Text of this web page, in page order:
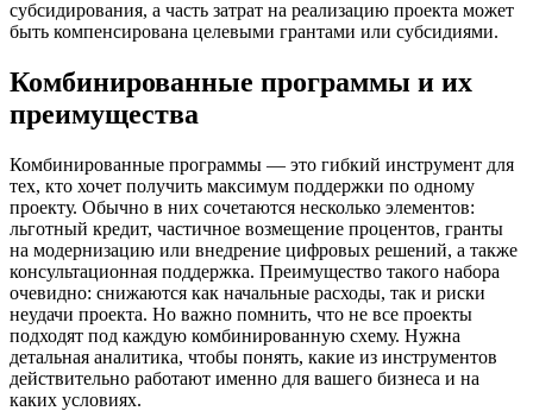
субсидирования, а часть затрат на реализацию проекта может
быть компенсирована целевыми грантами или субсидиями.
Комбинированные программы и их
преимущества
Комбинированные программы — это гибкий инструмент для
тех, кто хочет получить максимум поддержки по одному
проекту. Обычно в них сочетаются несколько элементов:
льготный кредит, частичное возмещение процентов, гранты
на модернизацию или внедрение цифровых решений, а также
консультационная поддержка. Преимущество такого набора
очевидно: снижаются как начальные расходы, так и риски
неудачи проекта. Но важно помнить, что не все проекты
подходят под каждую комбинированную схему. Нужна
детальная аналитика, чтобы понять, какие из инструментов
действительно работают именно для вашего бизнеса и на
каких условиях.